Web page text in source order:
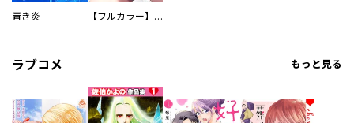
青き炎 【フルカラー】さよなら、私の大好きな１０００人のキミ。
ラブコメ もっと見る